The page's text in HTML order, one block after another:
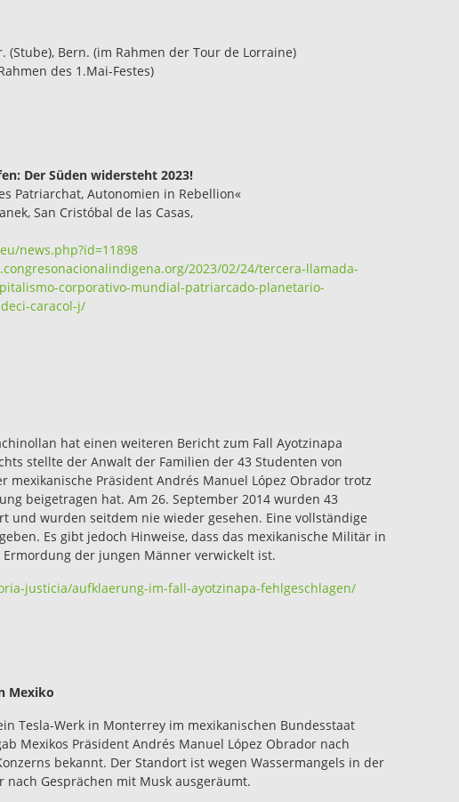
(Stube), Bern. (im Rahmen der Tour de Lorraine)
des 1.Mai-Festes)
Der Süden widersteht 2023!
Patriarchat, Autonomien in Rebellion«
San Cristóbal de las Casas,
news.php?id=11898
2023/02/24/tercera-llamada-
corporativo-mundial-patriarcado-planetario-
caracol-j/
hat einen weiteren Bericht zum Fall Ayotzinapa
stellte der Anwalt der Familien der 43 Studenten von
mexikanische Präsident Andrés Manuel López Obrador trotz
beigetragen hat. Am 26. September 2014 wurden 43
und wurden seitdem nie wieder gesehen. Eine vollständige
Es gibt jedoch Hinweise, dass das mexikanische Militär in
der jungen Männer verwickelt ist.
justicia/aufklaerung-im-fall-ayotzinapa-fehlgeschlagen/
Mexiko
Tesla-Werk in Monterrey im mexikanischen Bundesstaat
Mexikos Präsident Andrés Manuel López Obrador nach
bekannt. Der Standort ist wegen Wassermangels in der
Gesprächen mit Musk ausgeräumt.